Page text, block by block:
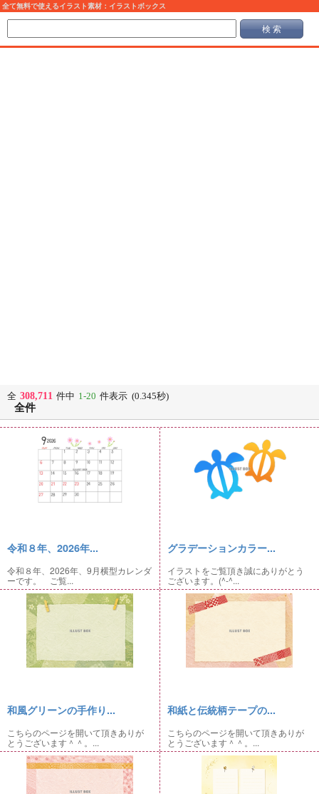
全て無料で使えるイラスト素材：イラストボックス
検 索
全 308,711 件中 1-20 件表示 (0.345秒)
全件
令和８年、2026年...
令和８年、2026年、9月横型カレンダ
ーです。 ご覧...
グラデーションカラー...
イラストをご覧頂き誠にありがとう
ございます。(^-^...
和風グリーンの手作り...
こちらのページを開いて頂きありが
とうございます＾＾。...
和紙と伝統柄テープの...
こちらのページを開いて頂きありが
とうございます＾＾。...